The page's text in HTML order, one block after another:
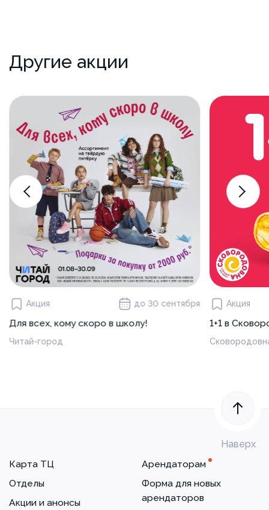
Другие акции
Акция до 30 сентября
Для всех, кому скоро в школу!
Читай-город
Акция
1+1 в
Наверх
Карта ТЦ
Отделы
Акции и анонсы
Арендаторам
Форма для новых
арендаторов